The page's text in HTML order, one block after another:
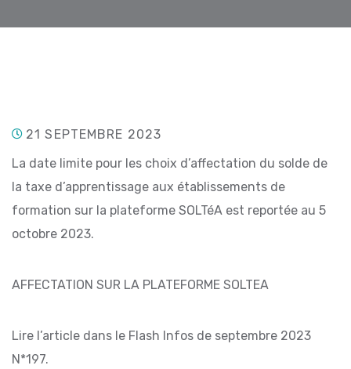
21 SEPTEMBRE 2023
La date limite pour les choix d’affectation du solde de
la taxe d’apprentissage aux établissements de
formation sur la plateforme SOLTéA est reportée au 5
octobre 2023.
AFFECTATION SUR LA PLATEFORME SOLTEA
Lire l’article dans le Flash Infos de septembre 2023
N*197.